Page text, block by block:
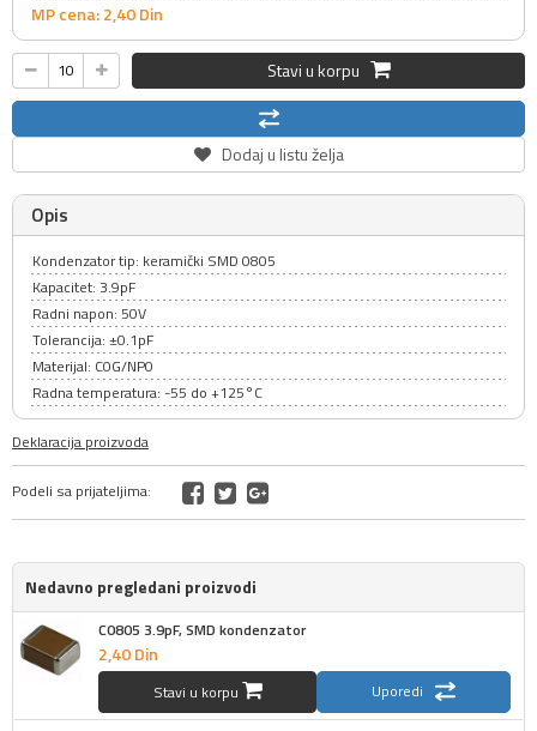
MP cena: 2,40Din
Stavi u korpu
Dodaj u listu želja
Opis
Kondenzator tip: keramički SMD 0805
Kapacitet: 3.9pF
Radni napon: 50V
Tolerancija: ±0.1pF
Materijal: C0G/NP0
Radna temperatura: -55 do +125°C
Deklaracija proizvoda
Podeli sa prijateljima:
Nedavno pregledani proizvodi
C0805 3.9pF, SMD kondenzator
2,40Din
Stavi u korpu Uporedi